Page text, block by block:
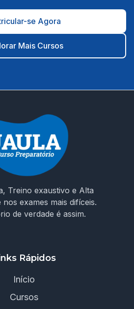
alinhado à realidade do
intuitiva, suporte rápido
até a data da prova. 🎯 É hora
se Agora
Mais Cursos
Treino exaustivo e Alta
exames mais difíceis.
de verdade é assim.
Rápidos
Início
Cursos